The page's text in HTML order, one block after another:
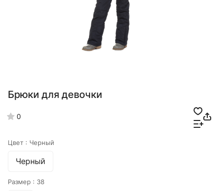
Брюки для девочки
0
Цвет : Черный
Черный
Размер : 38